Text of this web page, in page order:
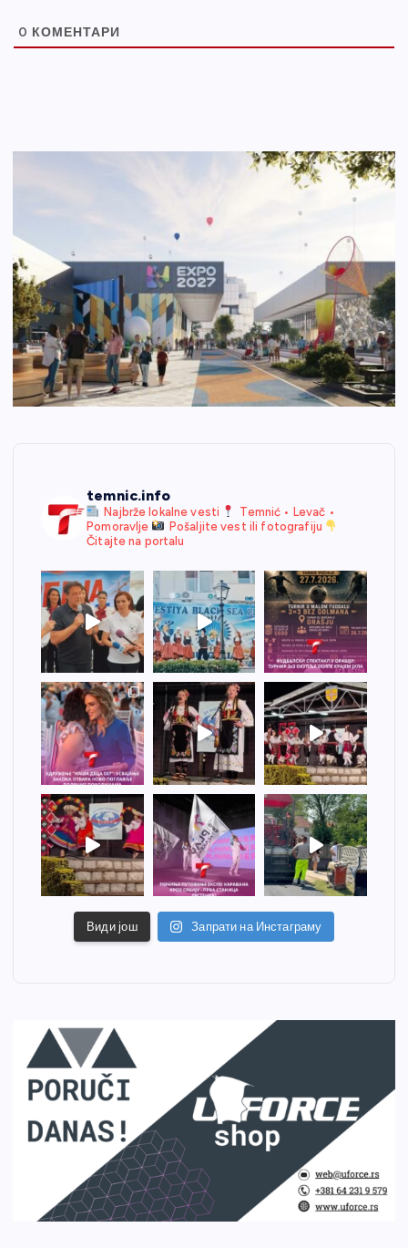
0 КОМЕНТАРИ
temnic.info
Najbrže lokalne vesti
Temnić • Levač •
Pomoravlje
Pošaljite vest ili fotografiju
Čitajte na portalu
Види још Запрати на Инстаграму